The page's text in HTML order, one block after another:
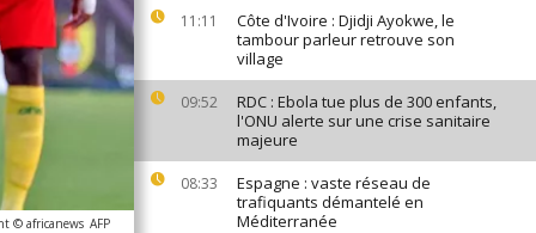
11:11
Côte d'Ivoire : Djidji Ayokwe, le
tambour parleur retrouve son
village
09:52
RDC : Ebola tue plus de 300 enfants,
l'ONU alerte sur une crise sanitaire
majeure
08:33
Espagne : vaste réseau de
trafiquants démantelé en
Méditerranée
© africanews AFP